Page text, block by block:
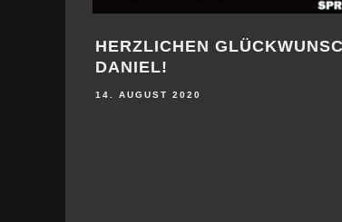
HERZLICHEN GLÜCKWUNSCH, KATJA
SCHULZE!
27. JULI 2020